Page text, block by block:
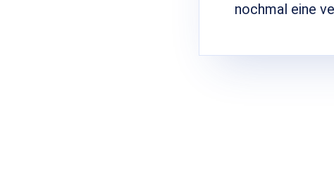
nochmal eine